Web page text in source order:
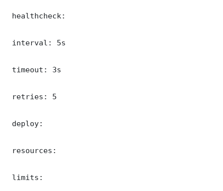
healthcheck:
interval: 5s
timeout: 3s
retries: 5
deploy:
resources:
limits: